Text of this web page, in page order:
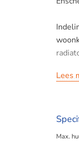
-
Lees
Max.